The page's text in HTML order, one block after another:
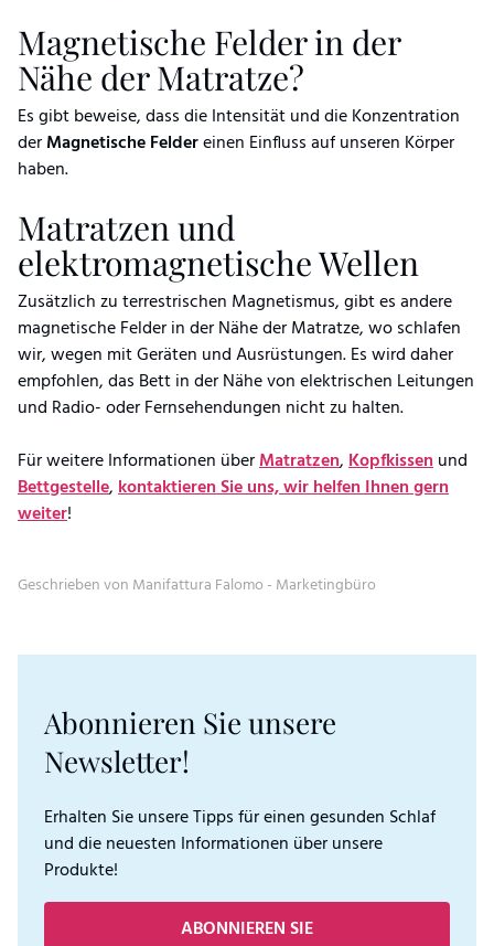
Magnetische Felder in der
Nähe der Matratze?
Es gibt beweise, dass die Intensität und die Konzentration
derMagnetische Feldereinen Einfluss auf unseren Körper
haben.
Matratzen und
elektromagnetische Wellen
Zusätzlich zu terrestrischen Magnetismus, gibt es andere
magnetische Felder in der Nähe der Matratze, wo schlafen
wir, wegen mit Geräten und Ausrüstungen. Es wird daher
empfohlen, das Bett in der Nähe von elektrischen Leitungen
und Radio- oder Fernsehendungen nicht zu halten.
Für weitere Informationen überMatratzen,Kopfkissenund
Bettgestelle,kontaktieren Sie uns, wir helfen Ihnen gern
weiter!
Geschrieben von Manifattura Falomo - Marketingbüro
Abonnieren Sie unsere
Newsletter!
Erhalten Sie unsere Tipps für einen gesunden Schlaf
und die neuesten Informationen über unsere
Produkte!
ABONNIEREN SIE